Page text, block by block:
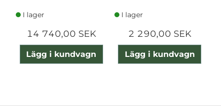
I lager
14 740,00 SEK
Lägg i kundvagn
I lager
2 290,00 SEK
Lägg i kundvagn